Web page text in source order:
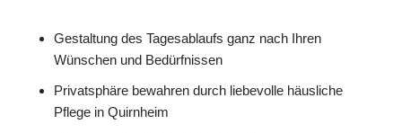
Gestaltung des Tagesablaufs ganz nach Ihren
Wünschen und Bedürfnissen
Privatsphäre bewahren durch liebevolle häusliche
Pflege in Quirnheim